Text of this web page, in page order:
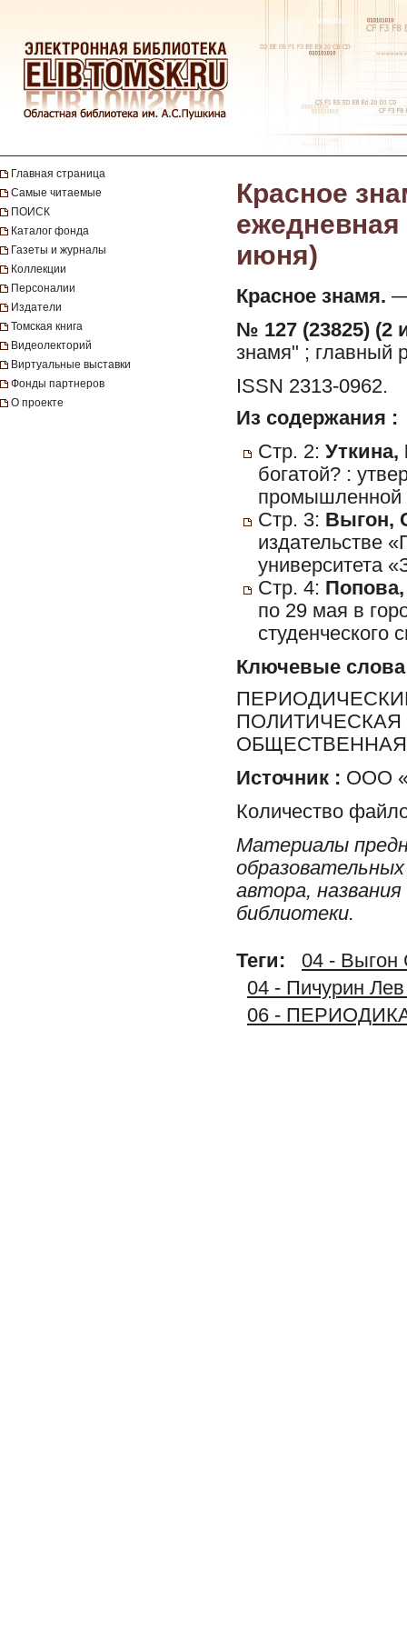
Главная страница
Самые читаемые
ПОИСК
Каталог фонда
Газеты и журналы
Коллекции
Персоналии
Издатели
Томская книга
Видеолекторий
Виртуальные выставки
Фонды партнеров
О проекте
Красное
ежедневная
июня)
Красное знамя. —
№ 127 (23825) (2
знамя" ; главный
ISSN 2313-0962.
Из содержания :
Стр. 2: Уткина,
богатой? :
промышленной
Стр. 3: Выгон,
издательстве
университета
Стр. 4:
по 29 мая в
студенческого
Ключевые слова
Источник : ООО
Количество
Материалы
автора,
библиотеки.
Теги:
04 - Выгон
04 - Пичурин
06 -